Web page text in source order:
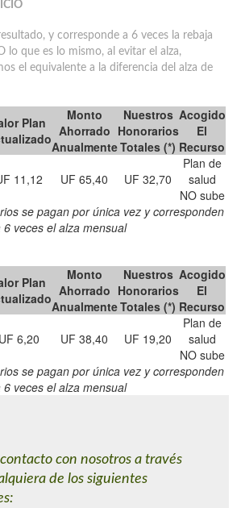
y corresponde a 6 veces la rebaja
lo que es lo mismo, al evitar el alza,
el equivalente a la diferencia del alza de
Plan
Monto
Ahorrado
Anualmente
Nuestros
Honorarios
Totales (*)
Acogido
El
Recurso
11,12 UF 65,40 UF 32,70
Plan de
salud
NO sube
se pagan por única vez y corresponden
6 veces el alza mensual
Plan
Monto
Ahorrado
Anualmente
Nuestros
Honorarios
Totales (*)
Acogido
El
Recurso
UF 6,20 UF 38,40 UF 19,20
Plan de
salud
NO sube
se pagan por única vez y corresponden
6 veces el alza mensual
con nosotros a través
de los siguientes